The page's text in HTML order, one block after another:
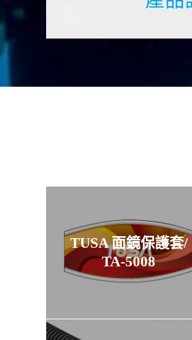
TUSA 面鏡保護套/
TA-5008